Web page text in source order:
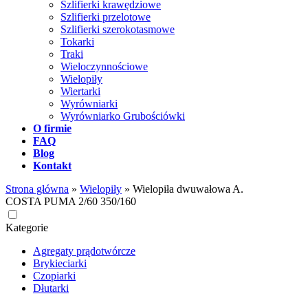
Szlifierki krawędziowe
Szlifierki przelotowe
Szlifierki szerokotasmowe
Tokarki
Traki
Wieloczynnościowe
Wielopiły
Wiertarki
Wyrówniarki
Wyrówniarko Grubościówki
O firmie
FAQ
Blog
Kontakt
Strona główna » Wielopiły » Wielopiła dwuwałowa A.
COSTA PUMA 2/60 350/160
Kategorie
Agregaty prądotwórcze
Brykieciarki
Czopiarki
Dłutarki